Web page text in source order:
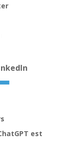
est